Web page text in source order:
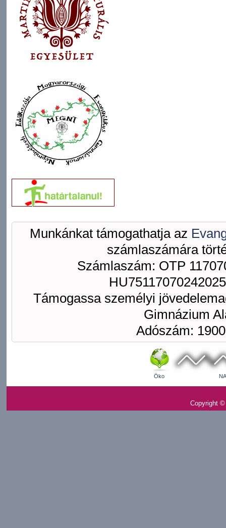
Munkánkat támogathatja az
számlaszámára
Számlaszám: OTP
Támogassa személyi
Gimnázium
Adószám:
Öko
Copyright